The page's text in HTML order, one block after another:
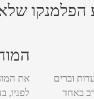
הפלמנקו
את
לפניו,
וברים
באחד